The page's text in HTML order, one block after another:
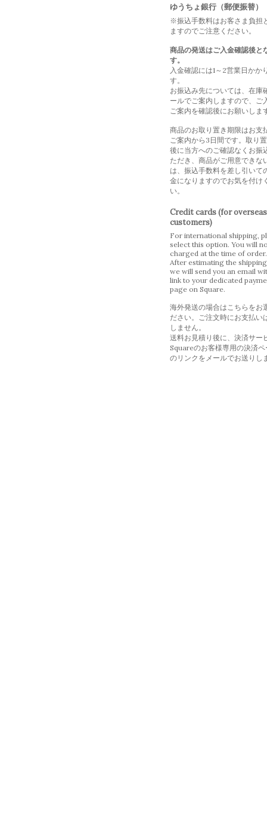
ゆうちょ銀行（郵便振替）
※振込手数料はお客さま負担
ますのでご注意ください。
商品の発送はご入金確認後と
す。
入金確認には1～2営業日かか
す。
お振込み先については、在庫
ールでご案内しますので、ご
ご案内を確認後にお願いしま
商品のお取り置き期限はお支
ご案内から3日間です。取り
後に当方へのご確認なくお振
ただき、商品がご用意できな
は、振込手数料を差し引いて
金になりますのでお気を付け
い。
Credit cards (for overseas
customers)
For international shipping,
select this option. You will
charged at the time of order.
After estimating the
we will send you an email
link to your dedicated
page on Square.
海外発送の場合はこちらをお
ださい。ご注文時にお支払い
しません。
送料お見積り後に、決済サー
Squareのお客様専用の決済ペ
のリンクをメールでお送りし